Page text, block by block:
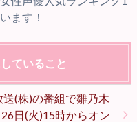
ます！
ていること
(株)の番組で雛乃木
日(火)15時からオン